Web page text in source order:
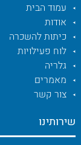
עמוד הבית
אודות
כיתות להשכרה
לוח פעילויות
גלריה
מאמרים
צור קשר
שירותינו